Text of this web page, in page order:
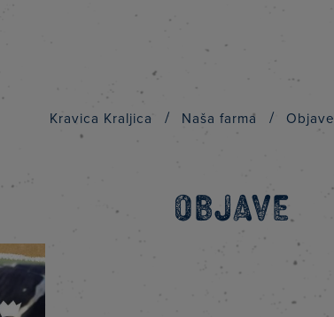
Kravica Kraljica / Naša farma / Objave
Objave